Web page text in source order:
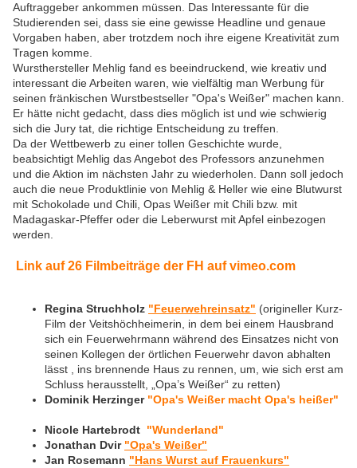
Auftraggeber ankommen müssen. Das Interessante für die
Studierenden sei, dass sie eine gewisse Headline und genaue
Vorgaben haben, aber trotzdem noch ihre eigene Kreativität zum
Tragen komme.
Wursthersteller Mehlig fand es beeindruckend, wie kreativ und
interessant die Arbeiten waren, wie vielfältig man Werbung für
seinen fränkischen Wurstbestseller "Opa's Weißer" machen kann.
Er hätte nicht gedacht, dass dies möglich ist und wie schwierig
sich die Jury tat, die richtige Entscheidung zu treffen.
Da der Wettbewerb zu einer tollen Geschichte wurde,
beabsichtigt Mehlig das Angebot des Professors anzunehmen
und die Aktion im nächsten Jahr zu wiederholen. Dann soll jedoch
auch die neue Produktlinie von Mehlig & Heller wie eine Blutwurst
mit Schokolade und Chili, Opas Weißer mit Chili bzw. mit
Madagaskar-Pfeffer oder die Leberwurst mit Apfel einbezogen
werden.
Link auf 26 Filmbeiträge der FH auf vimeo.com
Regina Struchholz "Feuerwehreinsatz" (origineller Kurz-
Film der Veitshöchheimerin, in dem bei einem Hausbrand
sich ein Feuerwehrmann während des Einsatzes nicht von
seinen Kollegen der örtlichen Feuerwehr davon abhalten
lässt , ins brennende Haus zu rennen, um, wie sich erst am
Schluss herausstellt, „Opa’s Weißer“ zu retten)
Dominik Herzinger "Opa's Weißer macht Opa's heißer"
Nicole Hartebrodt "Wunderland"
Jonathan Dvir "Opa's Weißer"
Jan Rosemann "Hans Wurst auf Frauenkurs"